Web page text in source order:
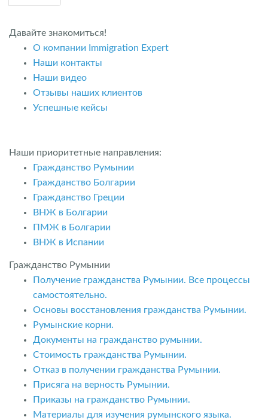
Давайте знакомиться!
О компании Immigration Expert
Наши контакты
Наши видео
Отзывы наших клиентов
Успешные кейсы
Наши приоритетные направления:
Гражданство Румынии
Гражданство Болгарии
Гражданство Греции
ВНЖ в Болгарии
ПМЖ в Болгарии
ВНЖ в Испании
Гражданство Румынии
Получение гражданства Румынии. Все процессы
самостоятельно.
Основы восстановления гражданства Румынии.
Румынские корни.
Документы на гражданство румынии.
Стоимость гражданства Румынии.
Отказ в получении гражданства Румынии.
Присяга на верность Румынии.
Приказы на гражданство Румынии.
Материалы для изучения румынского языка.